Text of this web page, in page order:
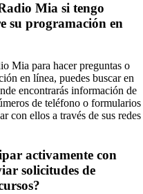
Mia si tengo
su programación en
Mia para hacer preguntas o
en línea, puedes buscar en
encontrarás información de
de teléfono o formularios
con ellos a través de sus redes
activamente con
solicitudes de